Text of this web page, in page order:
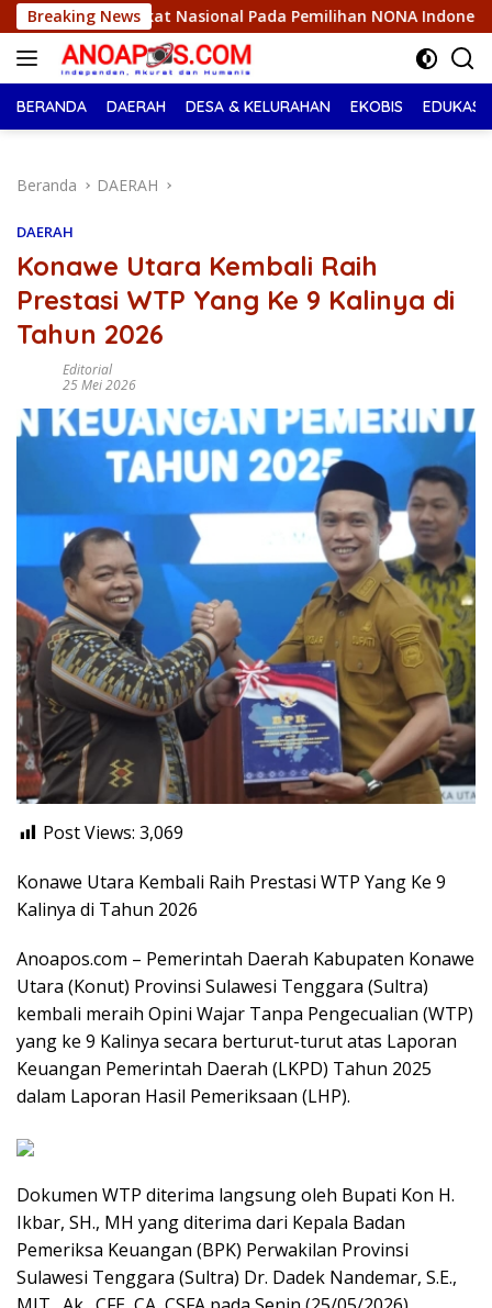
Langsung
ke
konten
Breaking News
Pada Pemilihan NONA Indonesia Bupati Ikbar
BERANDA DAERAH DESA & KELURAHAN EKOBIS EDUKASI
Beranda DAERAH
DAERAH
Konawe Utara Kembali Raih
Prestasi WTP Yang Ke 9 Kalinya di
Tahun 2026
Editorial
25 Mei 2026
Post Views: 3,069
Konawe Utara Kembali Raih Prestasi WTP Yang Ke 9
Kalinya di Tahun 2026
Anoapos.com – Pemerintah Daerah Kabupaten Konawe
Utara (Konut) Provinsi Sulawesi Tenggara (Sultra)
kembali meraih Opini Wajar Tanpa Pengecualian (WTP)
yang ke 9 Kalinya secara berturut-turut atas Laporan
Keuangan Pemerintah Daerah (LKPD) Tahun 2025
dalam Laporan Hasil Pemeriksaan (LHP).
Dokumen WTP diterima langsung oleh Bupati Kon H.
Ikbar, SH., MH yang diterima dari Kepala Badan
Pemeriksa Keuangan (BPK) Perwakilan Provinsi
Sulawesi Tenggara (Sultra) Dr. Dadek Nandemar, S.E.,